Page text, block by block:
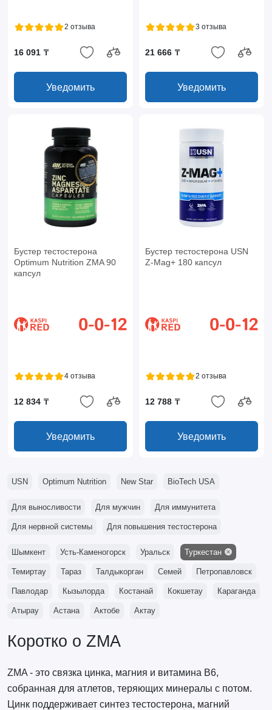
2 отзыва
16 091 ₸
Уведомить
3 отзыва
21 666 ₸
Уведомить
Бустер тестостерона
Optimum Nutrition ZMA 90
капсул
4 отзыва
12 834 ₸
Уведомить
Бустер тестостерона USN
Z-Mag+ 180 капсул
2 отзыва
12 788 ₸
Уведомить
USN Optimum Nutrition New Star BioTech USA
Для выносливости Для мужчин Для иммунитета
Для нервной системы Для повышения тестостерона
Шымкент Усть-Каменогорск Уральск Туркестан
Темиртау Тараз Талдыкорган Семей Петропавловск
Павлодар Кызылорда Костанай Кокшетау Караганда
Атырау Астана Актобе Актау
Коротко о ZMA
ZMA - это связка цинка, магния и витамина B6,
собранная для атлетов, теряющих минералы с потом.
Цинк поддерживает синтез тестостерона, магний